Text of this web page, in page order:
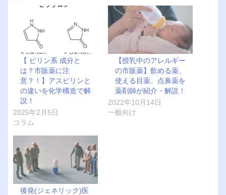
【 ピリン系 成分と
は？市販薬に注
意？！】アスピリンと
の違いを化学構造で解
説！
2025年2月5日
コラム
【授乳中のアレルギー
の市販薬】飲める薬、
使える目薬、点鼻薬を
薬剤師が紹介・解説！
2022年10月14日
一般向け
後発(ジェネリック)医